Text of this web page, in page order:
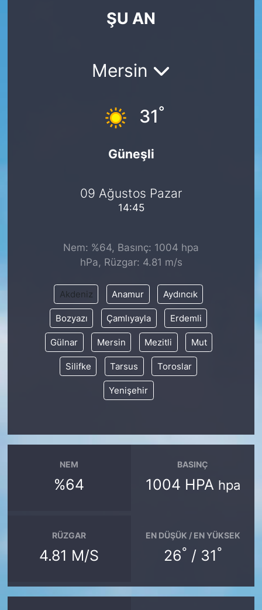
ŞU AN
Mersin
31°
Güneşli
09 Ağustos Pazar
14:45
Nem: %64, Basınç: 1004 hpa
hPa, Rüzgar: 4.81 m/s
Akdeniz Anamur Aydıncık
Bozyazı Çamlıyayla Erdemli
Gülnar Mersin Mezitli Mut
Silifke Tarsus Toroslar
Yenişehir
NEM
%64
BASINÇ
1004 HPA hpa
RÜZGAR
4.81 M/S
EN DÜŞÜK / EN YÜKSEK
26° / 31°
KÖŞE YAZILARI
SARIYER HABERLERİ
SİYASET
SON DAKİKA HABERİ
SPOR
YAŞAM